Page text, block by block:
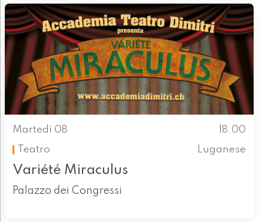
Martedì 08
18.00
Teatro
Luganese
Variété Miraculus
Palazzo dei Congressi